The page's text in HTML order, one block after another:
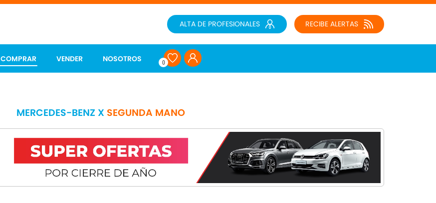
RECIBE ALERTAS
ALTA DE PROFESIONALES
COMPRAR VENDER NOSOTROS 0
MERCEDES-BENZ X SEGUNDA MANO